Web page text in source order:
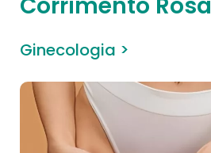
Corrimento Rosa
Ginecologia >